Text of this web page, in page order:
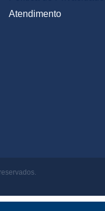
Atendimento